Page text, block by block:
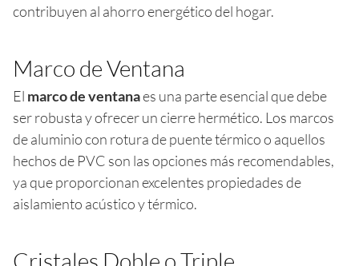
contribuyen al ahorro energético del hogar.
Marco de Ventana
El marco de ventanaes una parte esencial que debe
ser robusta y ofrecer un cierre hermético. Los marcos
de aluminio con rotura de puente térmico o aquellos
hechos de PVC son las opciones más recomendables,
ya que proporcionan excelentes propiedades de
aislamiento acústico y térmico.
Cristales Doble o Triple